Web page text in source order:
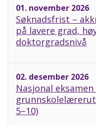
01. november 2026
Søknadsfrist –
på lavere grad,
doktorgradsnivå
02. desember 2026
Nasjonal
5–10)